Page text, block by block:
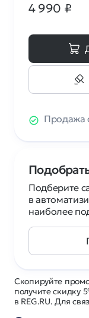
Скопируйте
получите скидку
в REG.RU. Для
4 990 ₽
Продажа
Подберите
в
наиболее